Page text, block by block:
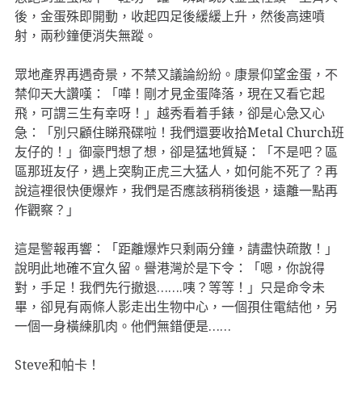
後，金蛋殊即開動，收起四足後緩緩上升，然後高速噴
射，兩秒鐘便消失無蹤。
眾地產界再遇奇景，不禁又議論紛紛。康景仰望金蛋，不
禁仰天大讚嘆：「嘩！剛才見金蛋降落，現在又看它起
飛，可謂三生有幸呀！」越秀看着手錶，卻是心急又心
急：「別只顧住睇飛碟啦！我們還要收拾Metal Church班
友仔的！」御豪門想了想，卻是猛地質疑：「不是吧？區
區那班友仔，遇上突駒正虎三大猛人，如何能不死了？再
說這裡很快便爆炸，我們是否應該稍稍後退，遠離一點再
作觀察？」
這是警報再響：「距離爆炸只剩兩分鐘，請盡快疏散！」
說明此地確不宜久留。譽港灣於是下令：「嗯，你說得
對，手足！我們先行撤退…….咦？等等！」只是命令未
畢，卻見有兩條人影走出生物中心，一個孭住電結他，另
一個一身橫練肌肉。他們無錯便是……
Steve和帕卡！